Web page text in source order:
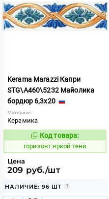
Kerama Marazzi Капри
STG\A460\5232 Майолика
бордюр 6,3x20
Материал:
Керамика
303978
Код товара:
горизонт яркой тени
Цена
209 руб./шт
НАЛИЧИЕ: 96 ШТ